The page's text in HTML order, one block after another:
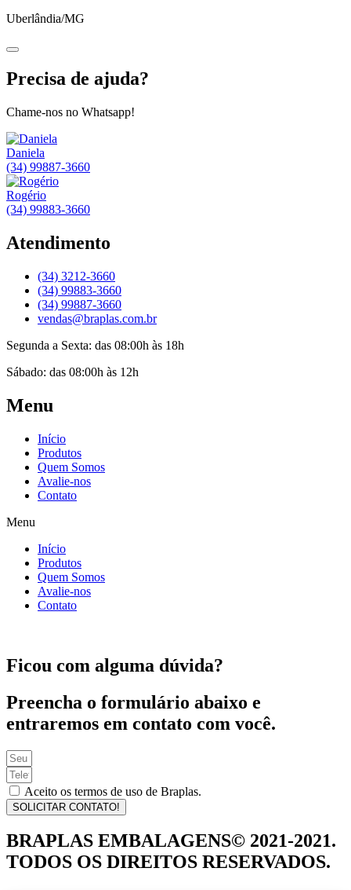
Uberlândia/MG
Precisa de ajuda?
Chame-nos no Whatsapp!
Daniela
(34) 99887-3660
Rogério
(34) 99883-3660
Atendimento
(34) 3212-3660
(34) 99883-3660
(34) 99887-3660
vendas@braplas.com.br
Segunda a Sexta: das 08:00h às 18h
Sábado: das 08:00h às 12h
Menu
Início
Produtos
Quem Somos
Avalie-nos
Contato
Menu
Início
Produtos
Quem Somos
Avalie-nos
Contato
Ficou com alguma dúvida?
Preencha o formulário abaixo e
entraremos em contato com você.
Aceito os termos de uso de Braplas.
SOLICITAR CONTATO!
BRAPLAS EMBALAGENS© 2021-2021.
TODOS OS DIREITOS RESERVADOS.